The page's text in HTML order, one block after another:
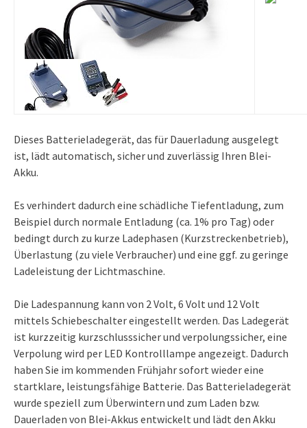
Dieses Batterieladegerät, das für Dauerladung ausgelegt
ist, lädt automatisch, sicher und zuverlässig Ihren Blei-
Akku.
Es verhindert dadurch eine schädliche Tiefentladung, zum
Beispiel durch normale Entladung (ca. 1% pro Tag) oder
bedingt durch zu kurze Ladephasen (Kurzstreckenbetrieb),
Überlastung (zu viele Verbraucher) und eine ggf. zu geringe
Ladeleistung der Lichtmaschine.
Die Ladespannung kann von 2 Volt, 6 Volt und 12 Volt
mittels Schiebeschalter eingestellt werden. Das Ladegerät
ist kurzzeitig kurzschlusssicher und verpolungssicher, eine
Verpolung wird per LED Kontrolllampe angezeigt. Dadurch
haben Sie im kommenden Frühjahr sofort wieder eine
startklare, leistungsfähige Batterie. Das Batterieladegerät
wurde speziell zum Überwintern und zum Laden bzw.
Dauerladen von Blei-Akkus entwickelt und lädt den Akku